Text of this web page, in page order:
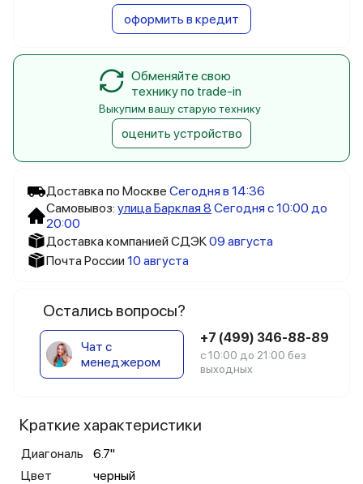
Доставка по Москве Сегодня в 14:36
Самовывоз: улица Барклая 8 Сегодня с 10:00 до
20:00
Доставка компанией СДЭК09 августа
Почта России 10 августа
Остались вопросы?
Чат с
менеджером
+7 (499) 346-88-89
с 10:00 до 21:00 без
выходных
Краткие характеристики
Диагональ
6.7"
Цвет
черный
оформить в кредит
Обменяйте свою
технику по trade-in
Выкупим вашу старую технику
оценить устройство